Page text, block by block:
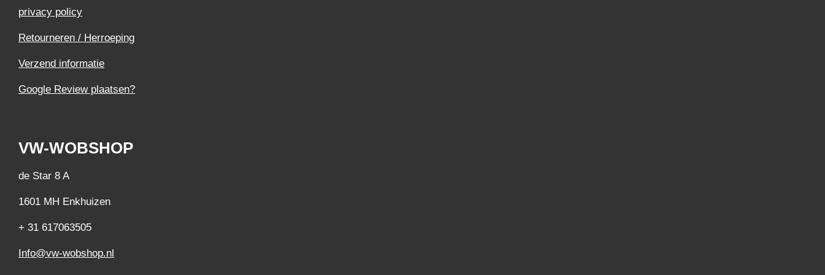
privacy policy
Retourneren / Herroeping
Verzend informatie
Google Review plaatsen?
VW-WOBSHOP
de Star 8 A
1601 MH Enkhuizen
+ 31 617063505
Info@vw-wobshop.nl